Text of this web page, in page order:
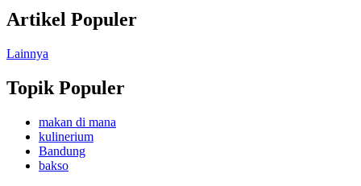
Artikel Populer
Lainnya
Topik Populer
makan di mana
kulinerium
Bandung
bakso